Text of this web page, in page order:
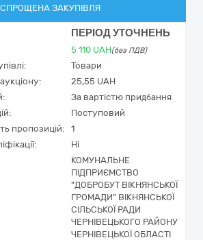
СПРОЩЕНА ЗАКУПІВЛЯ
ПЕРІОД УТОЧНЕНЬ
5 110 UAH(без ПДВ)
Товари
25,55 UAH
За вартістю придбання
Поступовий
пропозицій:
1
Ні
КОМУНАЛЬНЕ
ПІДПРИЄМСТВО
"ДОБРОБУТ ВІКНЯНСЬКОЇ
ГРОМАДИ" ВІКНЯНСЬКОЇ
СІЛЬСЬКОЇ РАДИ
ЧЕРНІВЕЦЬКОГО РАЙОНУ
ЧЕРНІВЕЦЬКОЇ ОБЛАСТІ